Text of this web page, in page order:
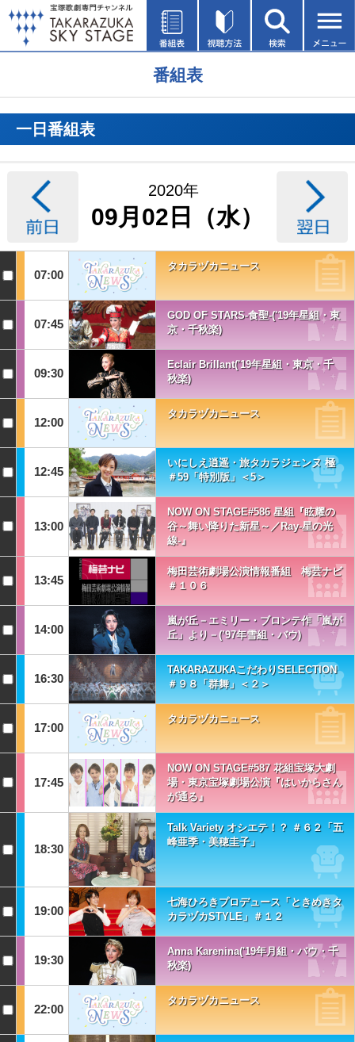
番組表
一日番組表
2020年
09月02日（水）
07:00
タカラヅカニュース
07:45
GOD OF STARS-食聖-('19年星組・東
京・千秋楽)
09:30
Eclair Brillant('19年星組・東京・千
秋楽)
12:00
タカラヅカニュース
12:45
いにしえ逍遥・旅タカラジェンヌ 極
＃59「特別版」＜5＞
13:00
NOW ON STAGE#586 星組『眩耀の
谷～舞い降りた新星～／Ray-星の光
線-』
13:45
梅田芸術劇場公演情報番組 梅芸ナビ
＃１０６
14:00
嵐が丘－エミリー・ブロンテ作「嵐が
丘」より－(’97年雪組・バウ)
16:30
TAKARAZUKAこだわりSELECTION
＃９８「群舞」＜２＞
17:00
タカラヅカニュース
17:45
NOW ON STAGE#587 花組宝塚大劇
場・東京宝塚劇場公演『はいからさん
が通る』
18:30
Talk Variety オシエテ！？ ＃６２「五
峰亜季・美穂圭子」
19:00
七海ひろきプロデュース「ときめきタ
カラヅカSTYLE」＃１２
19:30
Anna Karenina('19年月組・バウ・千
秋楽)
22:00
タカラヅカニュース